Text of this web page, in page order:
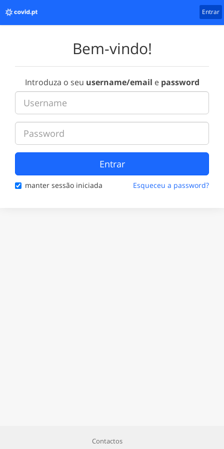
Entrar
Bem-vindo!
Introduza o seu username/email e password
Entrar
manter sessão iniciada Esqueceu a password?
Contactos